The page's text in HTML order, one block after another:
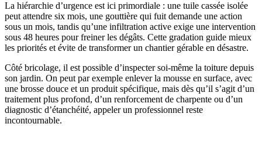
La hiérarchie d’urgence est ici primordiale : une tuile cassée isolée
peut attendre six mois, une gouttière qui fuit demande une action
sous un mois, tandis qu’une infiltration active exige une intervention
sous 48 heures pour freiner les dégâts. Cette gradation guide mieux
les priorités et évite de transformer un chantier gérable en désastre.
Côté bricolage, il est possible d’inspecter soi-même la toiture depuis
son jardin. On peut par exemple enlever la mousse en surface, avec
une brosse douce et un produit spécifique, mais dès qu’il s’agit d’un
traitement plus profond, d’un renforcement de charpente ou d’un
diagnostic d’étanchéité, appeler un professionnel reste
incontournable.